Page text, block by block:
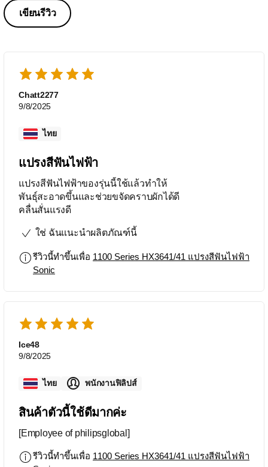
เขียนรีวิว
Chatt2277
9/8/2025
ไทย
แปรงสีฟันไฟฟ้า
แปรงสีฟันไฟฟ้าของรุ่นนี้ใช้แล้วทำให้
พันธุ์สะอาดขึ้นและช่วยขจัดคราบผักได้ดี
คลื่นสั่นแรงดี
ใช่ ฉันแนะนำผลิตภัณฑ์นี้
รีวิวนี้ทำขึ้นเพื่อ 1100 Series HX3641/41 แปรงสีฟันไฟฟ้า
Sonic
Ice48
9/8/2025
ไทย พนักงานฟิลิปส์
สินค้าตัวนี้ใช้ดีมากค่ะ
[Employee of philipsglobal]
รีวิวนี้ทำขึ้นเพื่อ 1100 Series HX3641/41 แปรงสีฟันไฟฟ้า